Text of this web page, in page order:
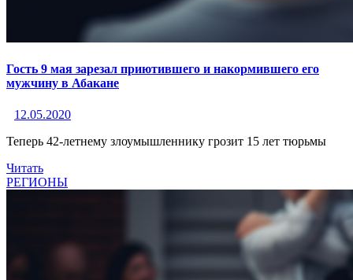
Гость 9 мая зарезал приютившего и накормившего его
мужчину в Абакане
12.05.2020
Теперь 42-летнему злоумышленнику грозит 15 лет тюрьмы
Читать
РЕГИОНЫ